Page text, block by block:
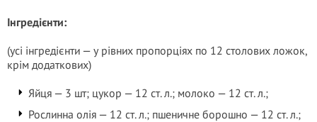
Інгредієнти:
(усі інгредієнти — у рівних пропорціях по 12 столових ложок,
крім додаткових)
Яйця — 3 шт; цукор — 12 ст. л.; молоко — 12 ст. л.;
Рослинна олія — 12 ст. л.; пшеничне борошно — 12 ст. л.;